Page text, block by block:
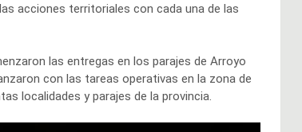
acciones territoriales con cada una de las
las entregas en los parajes de Arroyo
con las tareas operativas en la zona de
localidades y parajes de la provincia.